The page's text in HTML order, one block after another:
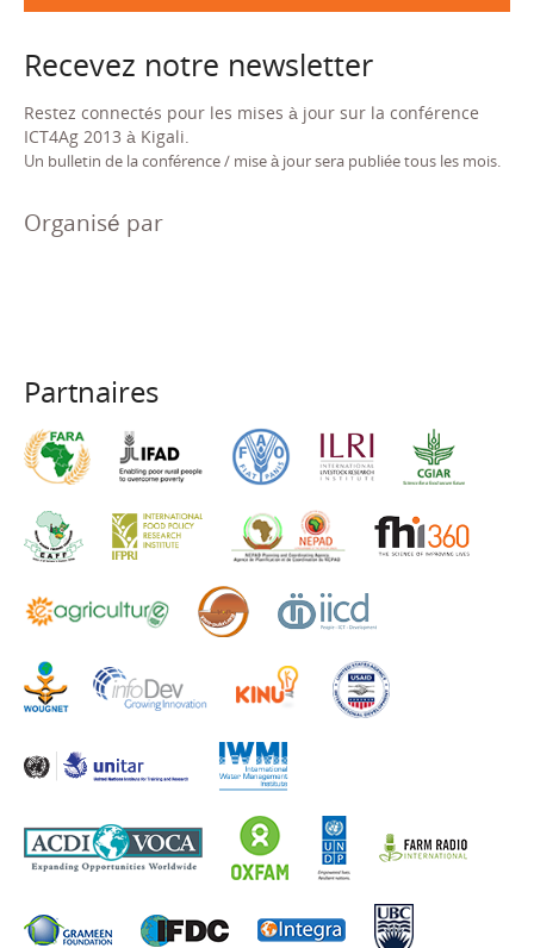
Recevez notre newsletter
Restez connectés pour les mises à jour sur la conférence
ICT4Ag 2013 à Kigali.
Un bulletin de la conférence / mise à jour sera publiée tous les mois.
Organisé par
Partnaires